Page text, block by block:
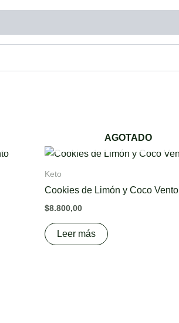
AGOTADO
Keto
Cookies de Limón y Coco Vento
$8.800,00
Leer más